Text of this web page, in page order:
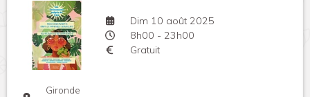
Dim 10 août 2025
8h00 - 23h00
Gratuit
Gironde